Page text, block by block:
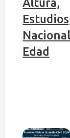
Altura,
Edad